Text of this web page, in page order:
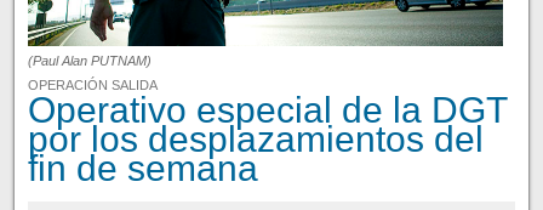
(Paul Alan PUTNAM)
OPERACIÓN SALIDA
Operativo especial de la DGT
por los desplazamientos del
fin de semana